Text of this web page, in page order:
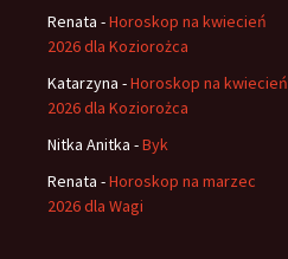
Renata -Horoskop na kwiecień
2026 dla Koziorożca
Katarzyna -Horoskop na kwiecień
2026 dla Koziorożca
Nitka Anitka -Byk
Renata -Horoskop na marzec
2026 dla Wagi